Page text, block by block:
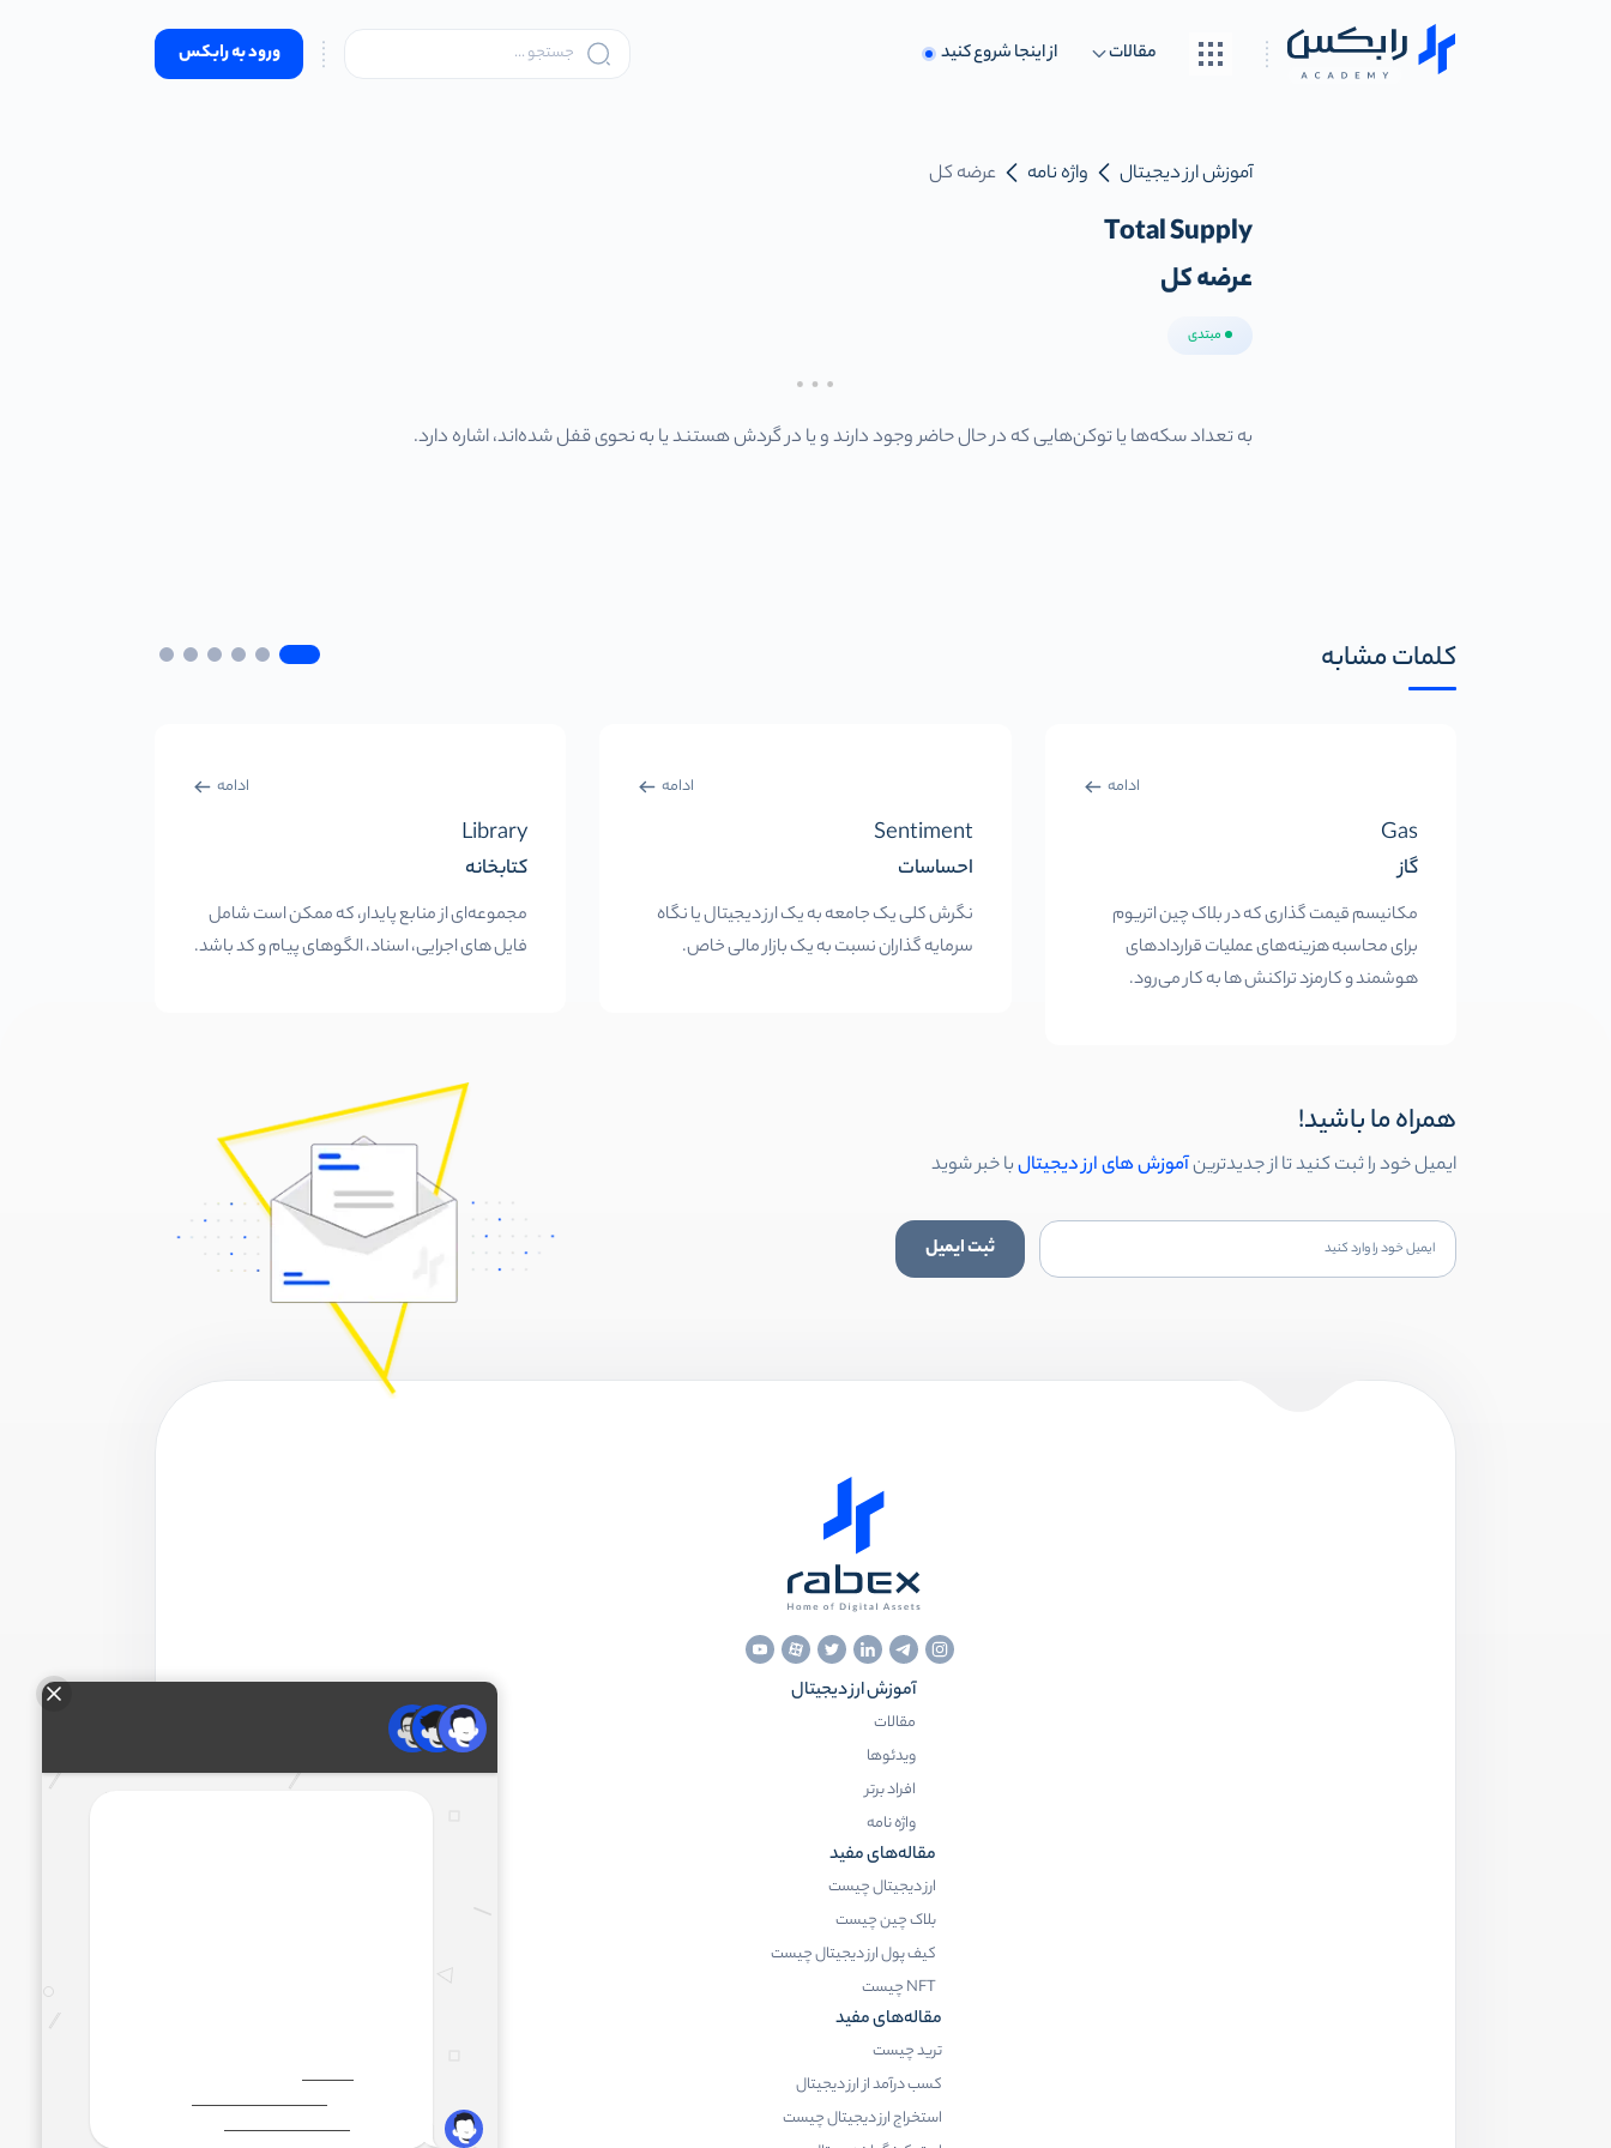
مقالات از اینجا شروع کنید ورود به رابکس
آموزش ارز دیجیتال واژه نامه عرضه کل
Total Supply
عرضه کل
مبتدی
به تعداد سکه‌ها یا توکن‌هایی که در حال حاضر وجود دارند و یا در گردش هستند یا به نحوی قفل شده‌اند، اشاره دارد.
کلمات مشابه
ادامه
Gas
گاز
مکانیسم قیمت گذاری که در بلاک چین اتریوم
برای محاسبه هزینه‌های عملیات قراردادهای
هوشمند و کارمزد تراکنش ها به کار می‌رود.
ادامه
Sentiment
احساسات
نگرش کلی یک جامعه به یک ارز دیجیتال یا نگاه
سرمایه گذاران نسبت به یک بازار مالی خاص.
ادامه
Library
کتابخانه
مجموعه‌ای از منابع پایدار، که ممکن است شامل
فایل های اجرایی، اسناد، الگوهای پیام و کد باشد.
همراه ما باشید!
ایمیل خود را ثبت کنید تا از جدیدترینآموزش های ارز دیجیتالبا خبر شوید
ثبت ایمیل
آموزش ارز دیجیتال
مقالات
ویدئوها
افراد برتر
واژه نامه
مقاله‌های مفید
ارز دیجیتال چیست
بلاک چین چیست
کیف پول ارز دیجیتال چیست
NFT چیست
مقاله‌های مفید
ترید چیست
کسب درآمد از ارز دیجیتال
استخراج ارز دیجیتال چیست